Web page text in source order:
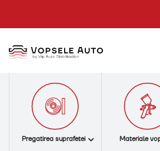
Pregatirea suprafetei Materiale